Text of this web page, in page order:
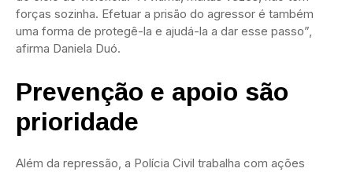
forças sozinha. Efetuar a prisão do agressor é também
uma forma de protegê-la e ajudá-la a dar esse passo”,
afirma Daniela Duó.
Prevenção e apoio são
prioridade
Além da repressão, a Polícia Civil trabalha com ações